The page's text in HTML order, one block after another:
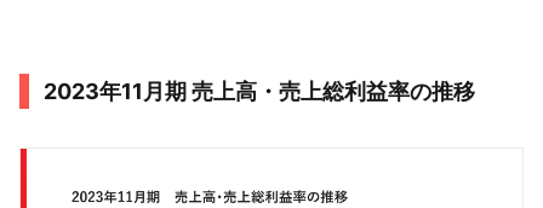
2023年11月期 売上高・売上総利益率の推移